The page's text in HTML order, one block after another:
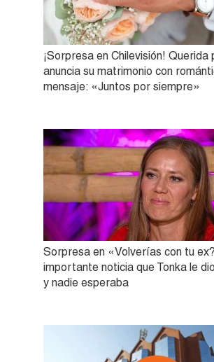
¡Sorpresa en Chilevisión! Querida
anuncia su matrimonio con
mensaje: «Juntos por siempre»
Sorpresa en «Volverías con tu
importante noticia que Tonka le
y nadie esperaba